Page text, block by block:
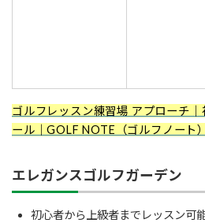
ゴルフレッスン練習場 アプローチ
ール｜GOLF NOTE（ゴルフノート）
エレガンスゴルフガーデン
初心者から上級者までレッスン可